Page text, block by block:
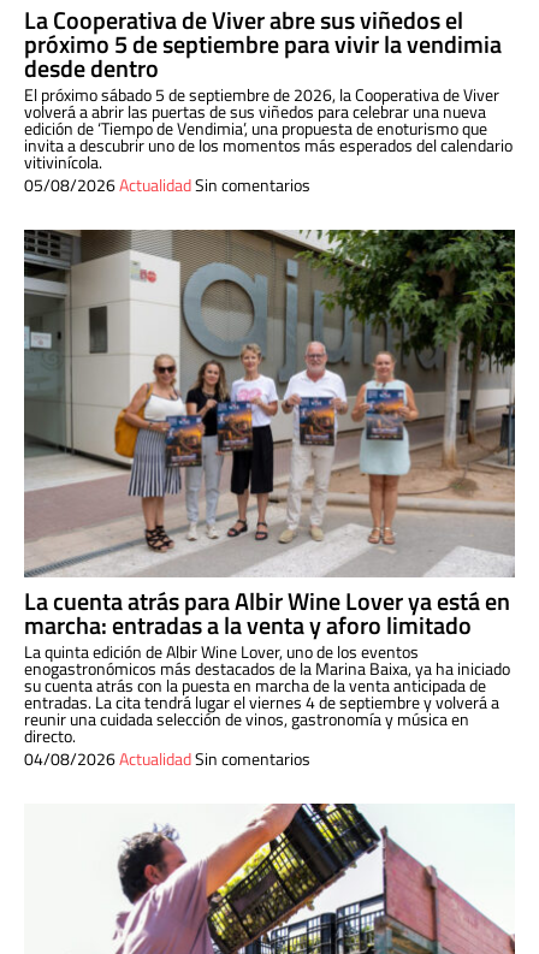
La Cooperativa de Viver abre sus viñedos el
próximo 5 de septiembre para vivir la vendimia
desde dentro
El próximo sábado 5 de septiembre de 2026, la Cooperativa de Viver
volverá a abrir las puertas de sus viñedos para celebrar una nueva
edición de ‘Tiempo de Vendimia’, una propuesta de enoturismo que
invita a descubrir uno de los momentos más esperados del calendario
vitivinícola.
05/08/2026ActualidadSin comentarios
La cuenta atrás para Albir Wine Lover ya está en
marcha: entradas a la venta y aforo limitado
La quinta edición de Albir Wine Lover, uno de los eventos
enogastronómicos más destacados de la Marina Baixa, ya ha iniciado
su cuenta atrás con la puesta en marcha de la venta anticipada de
entradas. La cita tendrá lugar el viernes 4 de septiembre y volverá a
reunir una cuidada selección de vinos, gastronomía y música en
directo.
04/08/2026ActualidadSin comentarios